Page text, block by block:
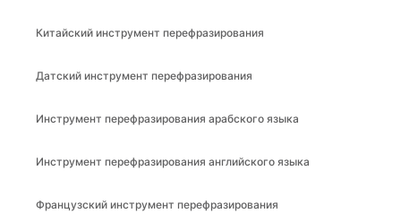
Китайский инструмент перефразирования
Датский инструмент перефразирования
Инструмент перефразирования арабского языка
Инструмент перефразирования английского языка
Французский инструмент перефразирования